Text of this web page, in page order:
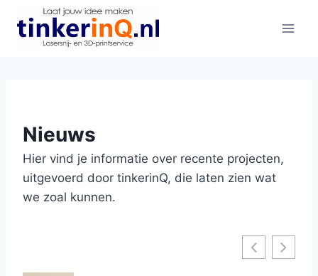
Doorgaan
naar
Nieuws
Hier vind je informatie over recente projecten,
uitgevoerd door tinkerinQ, die laten zien wat
we zoal kunnen.